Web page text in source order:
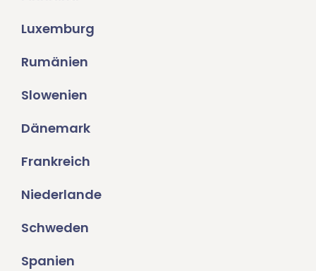
Luxemburg
Rumänien
Slowenien
Dänemark
Frankreich
Niederlande
Schweden
Spanien